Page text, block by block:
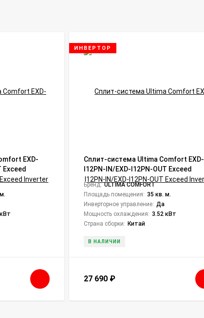
EXD-
Exceed
ИНВЕРТОР
Сплит-система Ultima Comfort EXD-
I12PN-IN/EXD-I12PN-OUT Exceed
Inverter
Бренд: ULTIMA COMFORT
Площадь помещения: 35 кв. м.
Инверторное управление: Да
Мощность охлаждения: 3.52 кВт
Страна сборки: Китай
В НАЛИЧИИ
27 690 ₽